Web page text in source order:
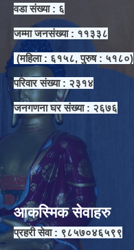
वडा संख्या : ६
जम्मा जनसंख्या : ११३३८
(महिला : ६१५८, पुरुष : ५१८०)
परिवार संख्या : २३१४
जनगणना घर संख्या : २६७६
आकस्मिक सेवाहरु
प्रहरी सेवा : ९८५७०४६५९९